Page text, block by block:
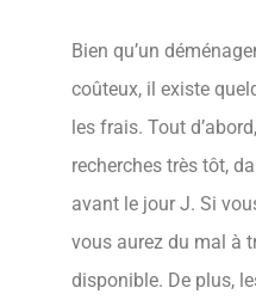
Bien qu’un
coûteux, il existe
les frais. Tout
recherches très tôt,
avant le jour J. Si
vous aurez du mal à
disponible. De plus,